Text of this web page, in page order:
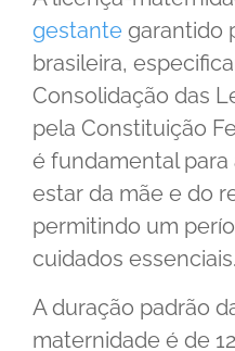
gestante garantido
brasileira,
Consolidação das
pela Constituição
é fundamental
estar da mãe e do
permitindo um
cuidados essenciais.
A duração padrão
maternidade é de